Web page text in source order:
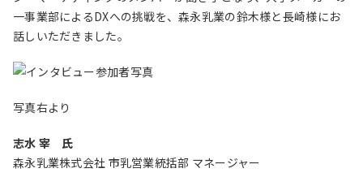
一事業部によるDXへの挑戦を、森永乳業の鈴木様と長崎様にお
話しいただきました。
写真右より
志水 宰 氏
森永乳業株式会社 市乳営業統括部 マネージャー